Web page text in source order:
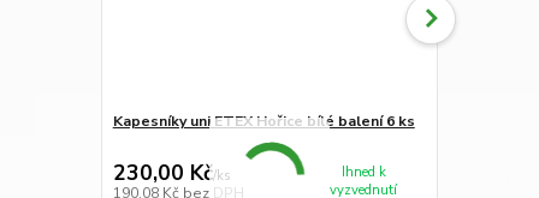
Kapesníky uni ETEX Hořice bílé balení 6 ks
230,00 Kč/ks
190,08 Kč bez DPH
Ihned k
vyzvednutí